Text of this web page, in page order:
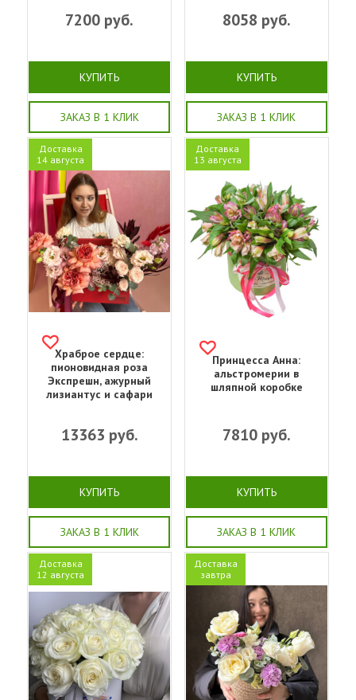
7200 руб.
КУПИТЬ
ЗАКАЗ В 1 КЛИК
8058 руб.
КУПИТЬ
ЗАКАЗ В 1 КЛИК
Доставка
14 августа
Храброе сердце:
пионовидная роза
Экспрешн, ажурный
лизиантус и сафари
13363 руб.
КУПИТЬ
ЗАКАЗ В 1 КЛИК
Доставка
13 августа
Принцесса Анна:
альстромерии в
шляпной коробке
7810руб.
КУПИТЬ
ЗАКАЗ В 1 КЛИК
Доставка
12 августа
Доставка
завтра